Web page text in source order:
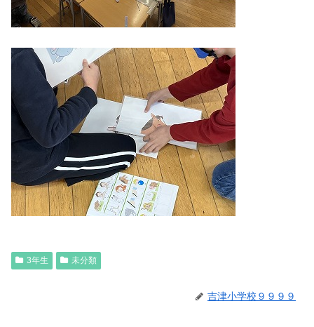
3年生 未分類
吉津小学校９９９９